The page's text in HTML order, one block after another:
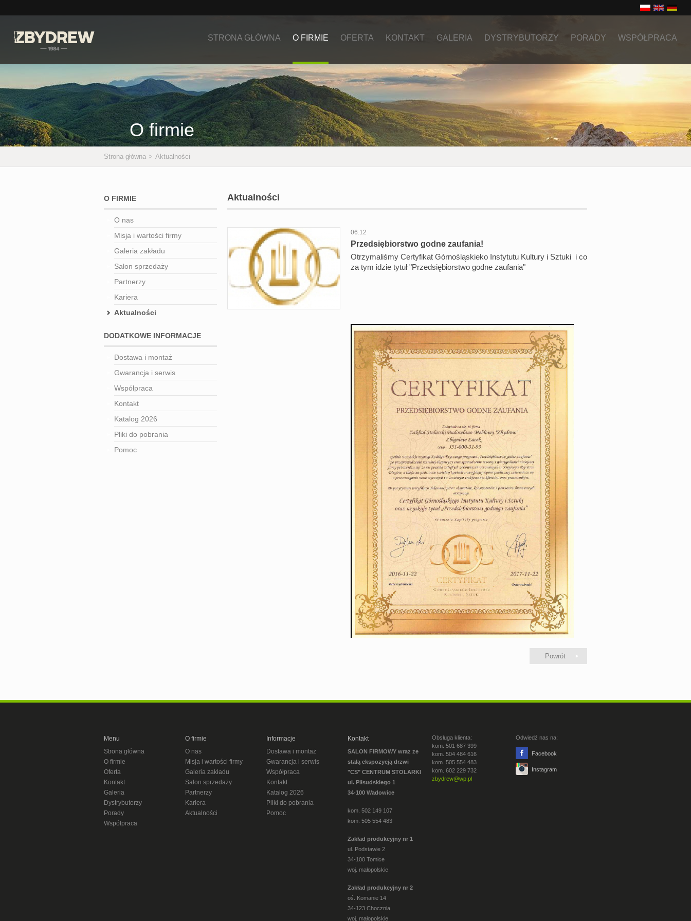
STRONA GŁÓWNA O FIRMIE OFERTA KONTAKT GALERIA DYSTRYBUTORZY PORADY WSPÓŁPRACA
O firmie
Strona główna > Aktualności
O FIRMIE
O nas
Misja i wartości firmy
Galeria zakładu
Salon sprzedaży
Partnerzy
Kariera
Aktualności
DODATKOWE INFORMACJE
Dostawa i montaż
Gwarancja i serwis
Współpraca
Kontakt
Katalog 2026
Pliki do pobrania
Pomoc
Aktualności
06.12
Przedsiębiorstwo godne zaufania!
Otrzymaliśmy Certyfikat Górnośląskieko Instytutu Kultury i Sztuki i co
za tym idzie tytuł "Przedsiębiorstwo godne zaufania"
Powrót
Menu
Strona główna
O firmie
Oferta
Kontakt
Galeria
Dystrybutorzy
Porady
Współpraca
O firmie
O nas
Misja i wartości firmy
Galeria zakładu
Salon sprzedaży
Partnerzy
Kariera
Aktualności
Informacje
Dostawa i montaż
Gwarancja i serwis
Współpraca
Kontakt
Katalog 2026
Pliki do pobrania
Pomoc
Kontakt
SALON FIRMOWY wraz ze
stałą ekspozycją drzwi
"CS" CENTRUM STOLARKI
ul. Piłsudskiego 1
34-100 Wadowice
kom. 502 149 107
kom. 505 554 483
Zakład produkcyjny nr 1
ul. Podstawie 2
34-100 Tomice
woj. małopolskie
Zakład produkcyjny nr 2
oś. Komanie 14
34-123 Chocznia
woj. małopolskie
Obsługa klienta:
kom. 501 687 399
kom. 504 484 616
kom. 505 554 483
kom. 602 229 732
zbydrew@wp.pl
Odwiedź nas na:
Facebook
Instagram